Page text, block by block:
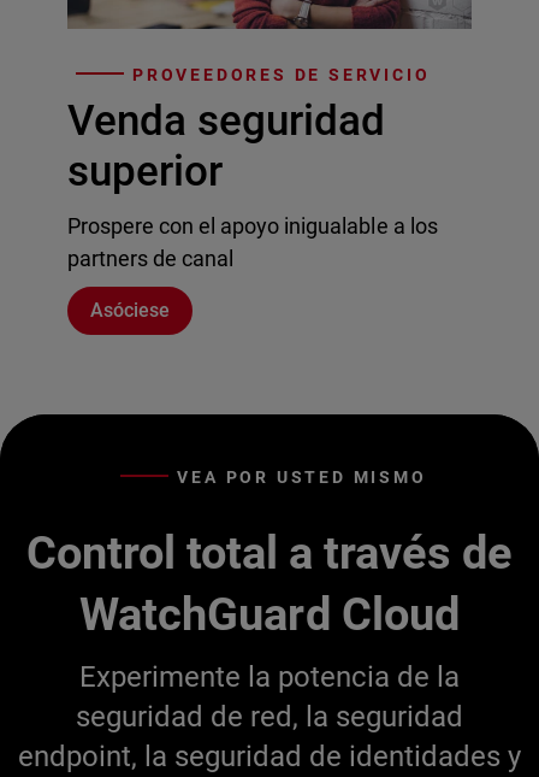
PROVEEDORES DE SERVICIO
Venda seguridad
superior
Prospere con el apoyo inigualable a los
partners de canal
Asóciese
VEA POR USTED MISMO
Control total a través de
WatchGuard Cloud
Experimente la potencia de la
seguridad de red, la seguridad
endpoint, la seguridad de identidades y